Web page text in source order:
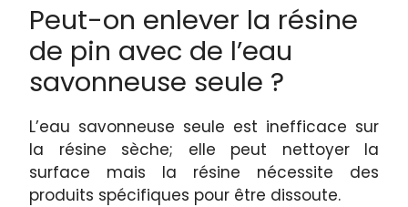
Peut-on enlever la résine
de pin avec de l’eau
savonneuse seule ?
L’eau savonneuse seule est inefficace sur
la résine sèche; elle peut nettoyer la
surface mais la résine nécessite des
produits spécifiques pour être dissoute.